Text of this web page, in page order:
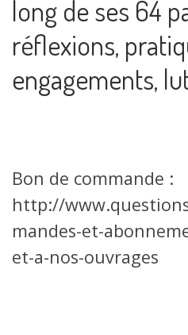
long de ses 64
réflexions,
engagements,
Bon de commande :
http://
mandes-et-
et-a-nos-ouvrages